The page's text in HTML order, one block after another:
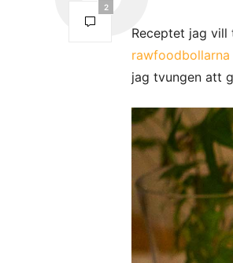
2
Receptet jag
jag tvungen att